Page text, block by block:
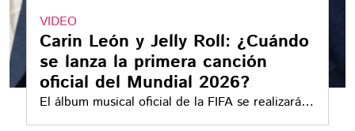
VIDEO
Carin León y Jelly Roll: ¿Cuándo
se lanza la primera canción
oficial del Mundial 2026?
El álbum musical oficial de la FIFA se realizará
en colaboración con distintos artistas alrededor